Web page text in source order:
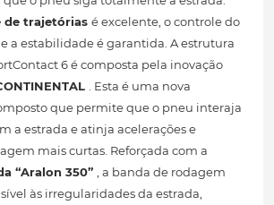
de trajetórias é excelente, o controle do
a estabilidade é garantida. A estrutura
6 é composta pela inovação
. Esta é uma nova
que permite que o pneu interaja
a estrada e atinja acelerações e
mais curtas. Reforçada com a
“Aralon 350” , a banda de rodagem
às irregularidades da estrada,